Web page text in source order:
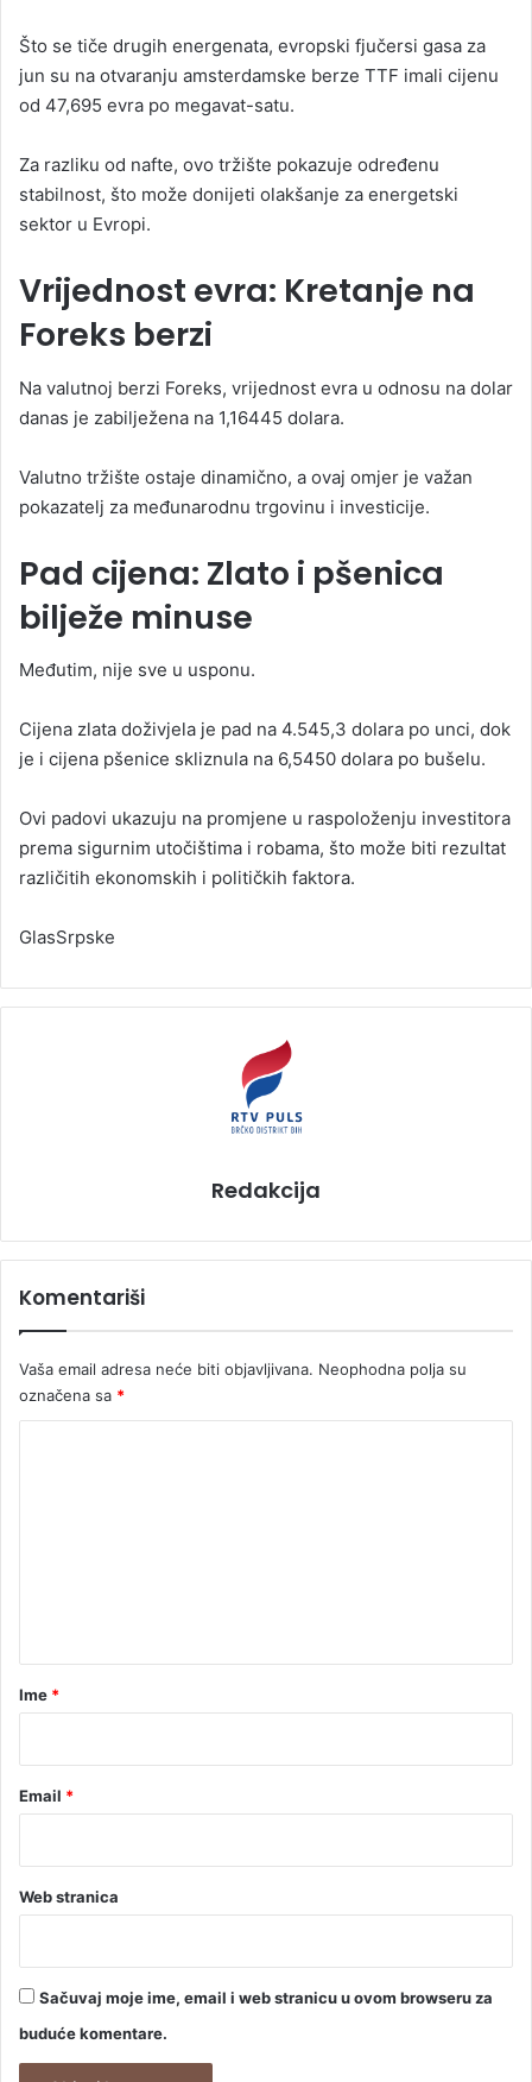
Što se tiče drugih energenata, evropski fjučersi gasa za
jun su na otvaranju amsterdamske berze TTF imali cijenu
od 47,695 evra po megavat-satu.
Za razliku od nafte, ovo tržište pokazuje određenu
stabilnost, što može donijeti olakšanje za energetski
sektor u Evropi.
Vrijednost evra: Kretanje na
Foreks berzi
Na valutnoj berzi Foreks, vrijednost evra u odnosu na dolar
danas je zabilježena na 1,16445 dolara.
Valutno tržište ostaje dinamično, a ovaj omjer je važan
pokazatelj za međunarodnu trgovinu i investicije.
Pad cijena: Zlato i pšenica
bilježe minuse
Međutim, nije sve u usponu.
Cijena zlata doživjela je pad na 4.545,3 dolara po unci, dok
je i cijena pšenice skliznula na 6,5450 dolara po bušelu.
Ovi padovi ukazuju na promjene u raspoloženju investitora
prema sigurnim utočištima i robama, što može biti rezultat
različitih ekonomskih i političkih faktora.
GlasSrpske
Redakcija
Komentariši
Vaša email adresa neće biti objavljivana. Neophodna polja su
označena sa *
rIme *
Email *
Web stranica
Sačuvaj moje ime, email i web stranicu u ovom browseru za
buduće komentare.